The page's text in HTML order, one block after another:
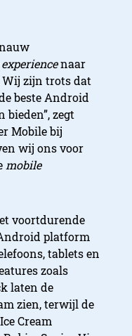
naar
Wij zijn trots dat
beste Android
zegt
Mobile bij
wij ons voor
mobile
voortdurende
platform
tablets en
zoals
laten de
zien, terwijl de
Cream